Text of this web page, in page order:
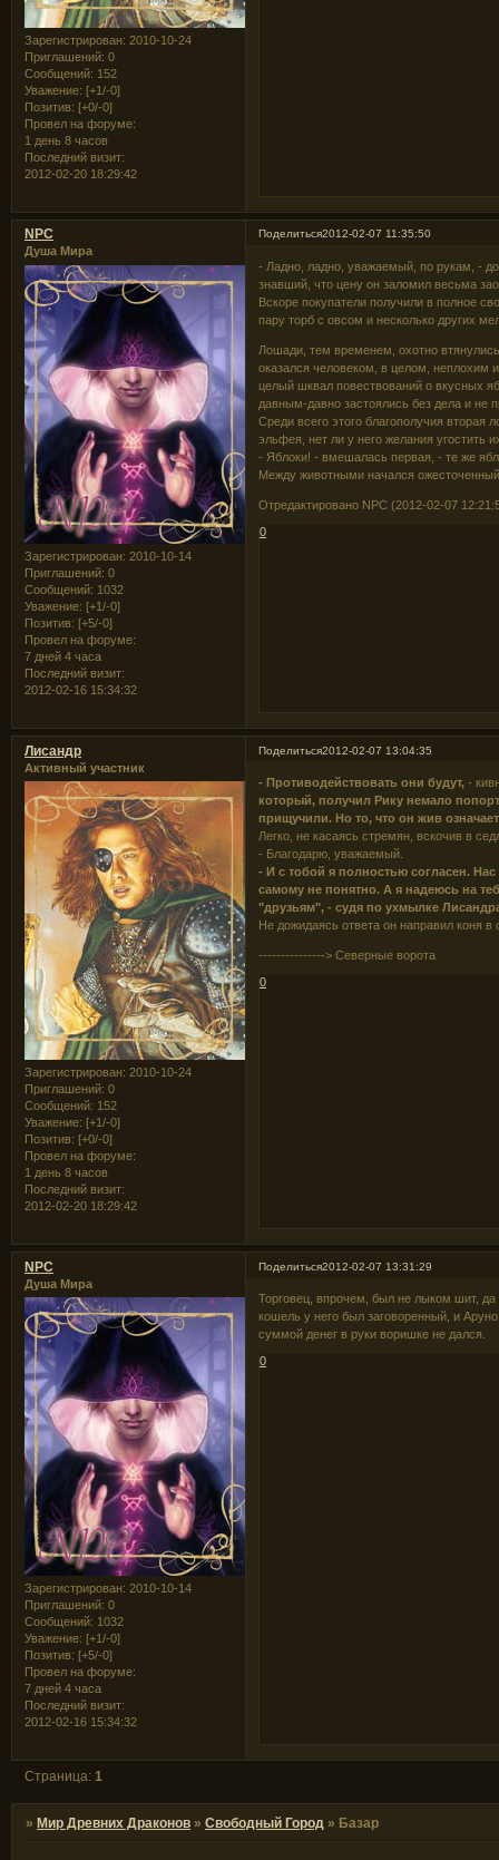
Зарегистрирован: 2010-10-24
Приглашений: 0
Сообщений: 152
Уважение: [+1/-0]
Позитив: [+0/-0]
Провел на форуме:
1 день 8 часов
Последний визит:
2012-02-20 18:29:42
Поделиться2012-02-07 11:35:50
NPC
Душа Мира
Зарегистрирован: 2010-10-14
Приглашений: 0
Сообщений: 1032
Уважение: [+1/-0]
Позитив: [+5/-0]
Провел на форуме:
7 дней 4 часа
Последний визит:
2012-02-16 15:34:32
- Ладно, ладно, уважаемый, по рукам, -
знавший, что цену он заломил весьма
Вскоре покупатели получили в полное
пару торб с овсом и несколько других
Лошади, тем временем, охотно
оказался человеком, в целом,
целый шквал повествований о вкусных
давным-давно застоялись без дела и не
Среди всего этого благополучия
эльфея, нет ли у него желания угостить
- Яблоки! - вмешалась первая, - те же
Между животными начался
Отредактировано NPC (2012-02-07
0
Поделиться2012-02-07 13:04:35
Лисандр
Активный участник
Зарегистрирован: 2010-10-24
Приглашений: 0
Сообщений: 152
Уважение: [+1/-0]
Позитив: [+0/-0]
Провел на форуме:
1 день 8 часов
Последний визит:
2012-02-20 18:29:42
- Противодействовать они будут,-
который, получил Рику немало
прищучили. Но то, что он жив
Легко, не касаясь стремян, вскочив в
- Благодарю, уважаемый.
- И с тобой я полностью согласен.
самому не понятно. А я надеюсь на
"друзьям", - судя по ухмылке
Не дожидаясь ответа он направил коня в
---------------> Северные ворота
0
Поделиться2012-02-07 13:31:29
NPC
Душа Мира
Зарегистрирован: 2010-10-14
Приглашений: 0
Сообщений: 1032
Уважение: [+1/-0]
Позитив: [+5/-0]
Провел на форуме:
7 дней 4 часа
Последний визит:
2012-02-16 15:34:32
Торговец, впрочем, был не лыком шит,
кошель у него был заговоренный, и
суммой денег в руки воришке не дался.
0
Страница:1
» Мир Древних Драконов »Свободный Город » Базар